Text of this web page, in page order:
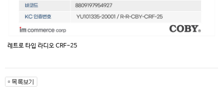
레트로 타입 라디오 CRF-25